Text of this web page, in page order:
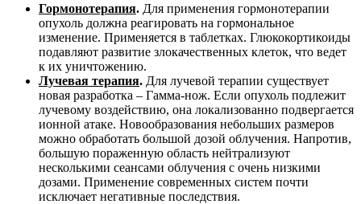
Гормонотерапия. Для применения гормонотерапии
опухоль должна реагировать на гормональное
изменение. Применяется в таблетках. Глюкокортикоиды
подавляют развитие злокачественных клеток, что ведет
к их уничтожению.
Лучевая терапия. Для лучевой терапии существует
новая разработка – Гамма-нож. Если опухоль подлежит
лучевому воздействию, она локализованно подвергается
ионной атаке. Новообразования небольших размеров
можно обработать большой дозой облучения. Напротив,
большую пораженную область нейтрализуют
несколькими сеансами облучения с очень низкими
дозами. Применение современных систем почти
исключает негативные последствия.